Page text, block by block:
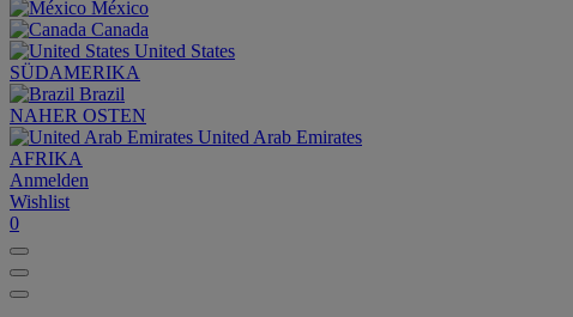
México
Canada
United States
SÜDAMERIKA
Brazil
NAHER OSTEN
United Arab Emirates
AFRIKA
Anmelden
Wishlist
0